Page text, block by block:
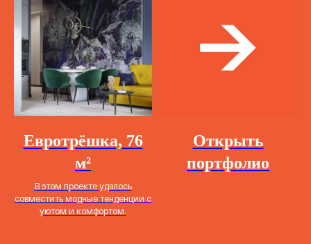
Евротрёшка, 76
м²
В этом проекте удалось
совместить модные тенденции с
уютом и комфортом.
Открыть
портфолио